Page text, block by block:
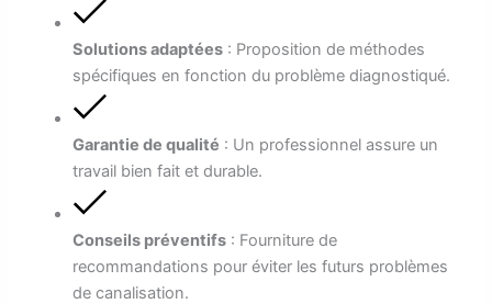
Solutions adaptées : Proposition de méthodes
spécifiques en fonction du problème diagnostiqué.
Garantie de qualité : Un professionnel assure un
travail bien fait et durable.
Conseils préventifs : Fourniture de
recommandations pour éviter les futurs problèmes
de canalisation.